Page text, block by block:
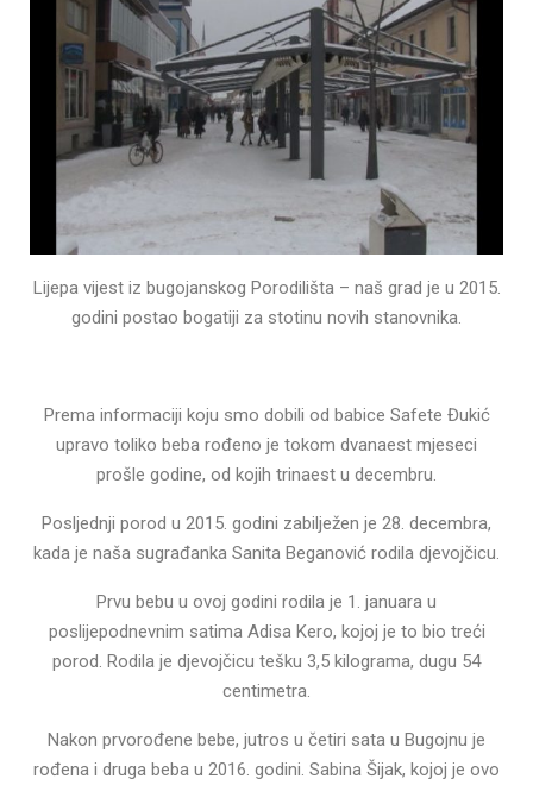
Lijepa vijest iz bugojanskog Porodilišta – naš grad je u 2015.
godini postao bogatiji za stotinu novih stanovnika.
Prema informaciji koju smo dobili od babice Safete Đukić
upravo toliko beba rođeno je tokom dvanaest mjeseci
prošle godine, od kojih trinaest u decembru.
Posljednji porod u 2015. godini zabilježen je 28. decembra,
kada je naša sugrađanka Sanita Beganović rodila djevojčicu.
Prvu bebu u ovoj godini rodila je 1. januara u
poslijepodnevnim satima Adisa Kero, kojoj je to bio treći
porod. Rodila je djevojčicu tešku 3,5 kilograma, dugu 54
centimetra.
Nakon prvorođene bebe, jutros u četiri sata u Bugojnu je
rođena i druga beba u 2016. godini. Sabina Šijak, kojoj je ovo